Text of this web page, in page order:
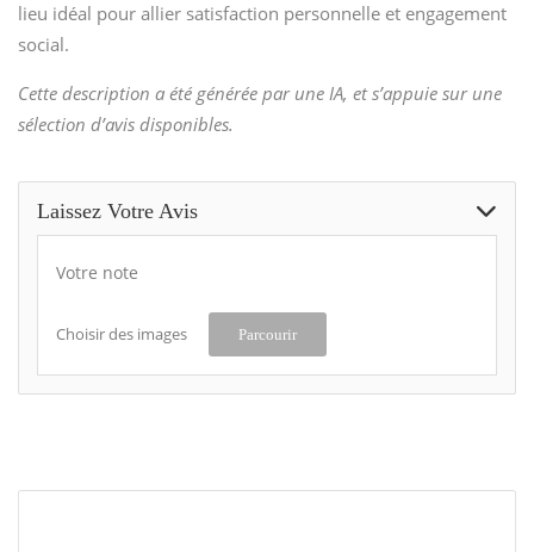
lieu idéal pour allier satisfaction personnelle et engagement
social.
Cette description a été générée par une IA, et s’appuie sur une
sélection d’avis disponibles.
Laissez Votre Avis
Votre note
Choisir des images Parcourir